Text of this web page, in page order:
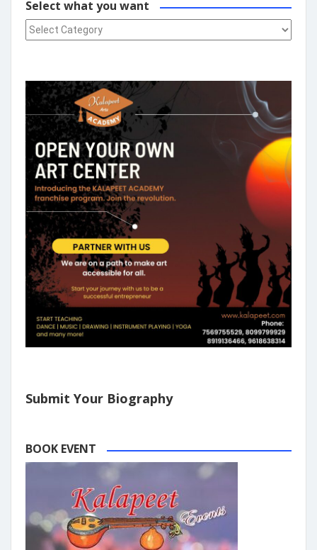
Select what you want
Select what you want
Submit Your Biography
BOOK EVENT